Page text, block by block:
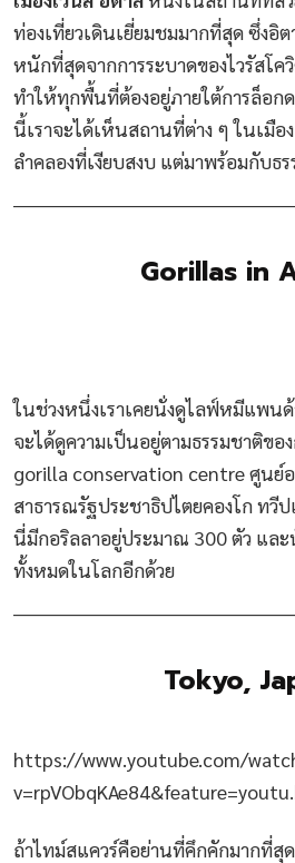
ท่องเที่ยวเดินเยี่ยมชมมากที่สุด ซึ่งอิ
หนักที่สุดจากการระบาดของไวรัสโ
ทำให้ทุกพื้นที่ต้องอยู่ภายใต้การล็อก
นี้เราจะได้เห็นสถานที่ต่าง ๆ ในเมื
ลำคลองที่เงียบสงบ แต่มาพร้อมกับธ
Gorillas in
ในช่วงหนึ่งเราเคยนั่งดูไลฟ์หมีแพน
จะได้ดูความเป็นอยู่ตามธรรมชาติของ
gorilla conservation centre ศูนย์
สาธารณรัฐประชาธิปไตยคองโก ทวี
นี่มีกอริลลาอยู่ประมาณ 300 ตัว แล
ทั้งหมดในโลกอีกด้วย
Tokyo,
https://www.youtube.com/
ถ้าไทม์สแควร์คือย่านที่คึกคักมากที่สุ